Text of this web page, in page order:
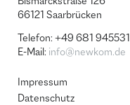
66121 Saar­brü­cken
Telefon: +49 681 945531
E-Mail: info@newkom.de
Impressum
Datenschutz